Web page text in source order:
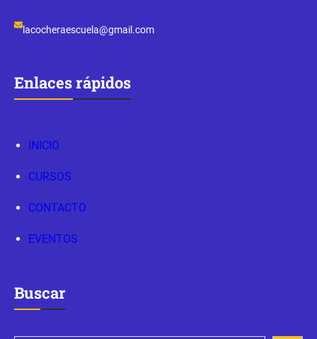
lacocheraescuela@gmail.com
Enlaces rápidos
INICIO
CURSOS
CONTACTO
EVENTOS
Buscar